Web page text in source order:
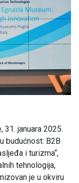
31. januara 2025.
budućnost: B2B
i turizma“,
tehnologija,
je u okviru